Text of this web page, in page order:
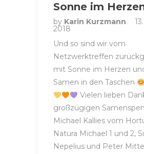
Sonne im
by Karin Kurzmann
2018
Und so sind wir vom
Netzwerktreffen
mit Sonne im Herzen
Samen in den Taschen
Vielen lieben
großzügigen
Michael Kallies vom
Natura Michael 1 und 2,
Nepelius und Peter